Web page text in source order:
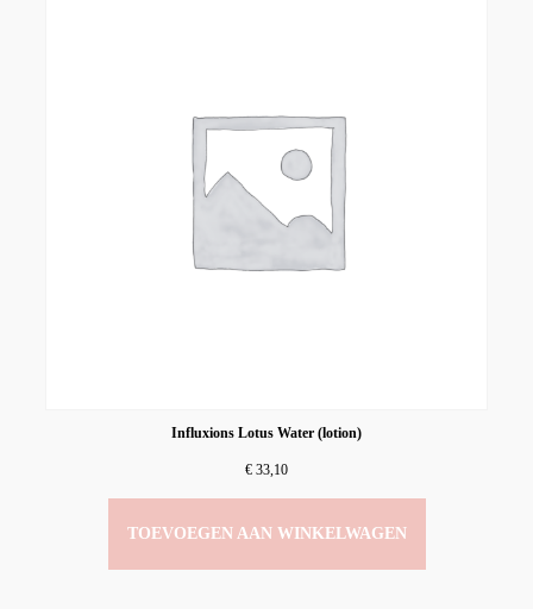
Influxions Lotus Water (lotion)
€ 33,10
TOEVOEGEN AAN WINKELWAGEN